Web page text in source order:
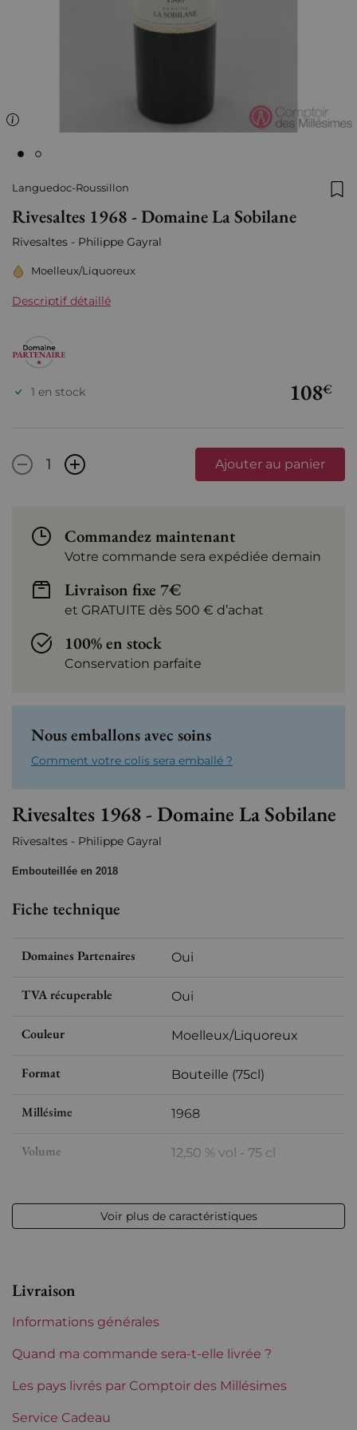
Languedoc-Roussillon
Rivesaltes 1968 - Domaine La Sobilane
Rivesaltes - Philippe Gayral
Moelleux/Liquoreux
Descriptif détaillé
108€
1 en stock
- + Ajouter au panier
Commandez maintenant
Votre commande sera expédiée demain
Livraison fixe 7€
et GRATUITE dès 500 € d’achat
100% en stock
Conservation parfaite
Nous emballons avec soins
Comment votre colis sera emballé ?
Rivesaltes 1968 - Domaine La Sobilane
Rivesaltes - Philippe Gayral
Embouteillée en 2018
Fiche technique
Domaines Partenaires Oui
TVA récuperable Oui
Couleur Moelleux/Liquoreux
Format Bouteille (75cl)
Millésime 1968
Volume 12,50 % vol - 75 cl
Niveau Parfait
Maturité Vins à maturité
Tranche de prix De 80 à 150 €
Voir plus de caractéristiques
Livraison
Informations générales
Quand ma commande sera-t-elle livrée ?
Les pays livrés par Comptoir des Millésimes
Service Cadeau